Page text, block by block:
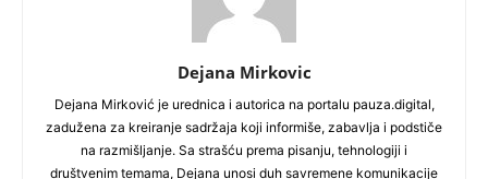
Dejana Mirkovic
Dejana Mirković je urednica i autorica na portalu pauza.digital,
zadužena za kreiranje sadržaja koji informiše, zabavlja i podstiče
na razmišljanje. Sa strašću prema pisanju, tehnologiji i
društvenim temama, Dejana unosi duh savremene komunikacije